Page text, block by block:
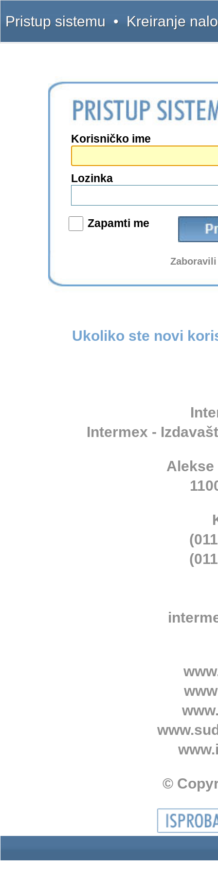
Pristup sistemu • Kreiranje
Korisničko ime
Lozinka
Zapamti me
Ukoliko ste novi
Intermex -
Alekse
©